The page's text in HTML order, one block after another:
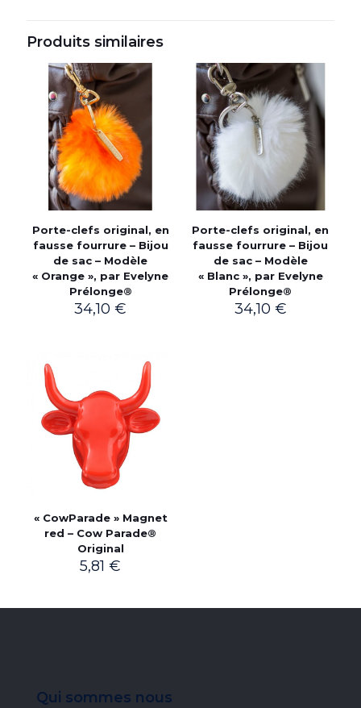
Produits similaires
Porte-clefs original, en
fausse fourrure – Bijou
de sac – Modèle
« Orange », par Evelyne
Prélonge®
34,10€
Porte-clefs original, en
fausse fourrure – Bijou
de sac – Modèle
« Blanc », par Evelyne
Prélonge®
34,10 €
« CowParade » Magnet
red – Cow Parade®
Original
5,81€
Qui sommes nous